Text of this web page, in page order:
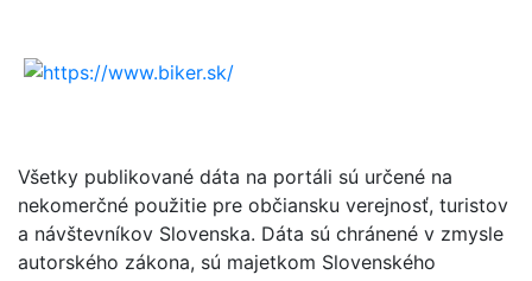
Všetky publikované dáta na portáli sú určené na
nekomerčné použitie pre občiansku verejnosť, turistov
a návštevníkov Slovenska. Dáta sú chránené v zmysle
autorského zákona, sú majetkom Slovenského